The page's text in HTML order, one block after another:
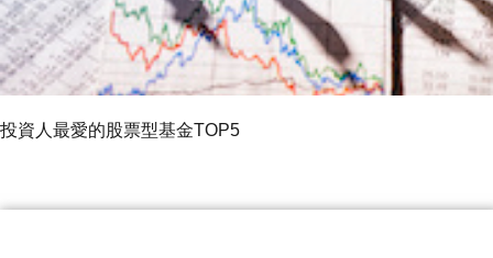
投資人最愛的股票型基金TOP5